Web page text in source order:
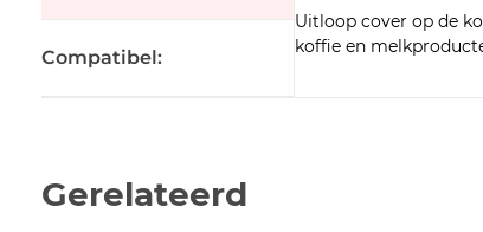
Compatibel:
Uitloop cover op de
koffie en
Gerelateerd